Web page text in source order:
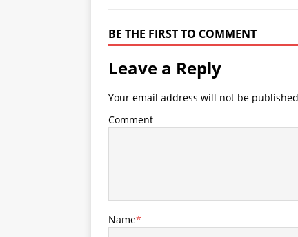
BE THE FIRST TO COMMENT
Leave a Reply
Your email address will not be
Comment
Name*